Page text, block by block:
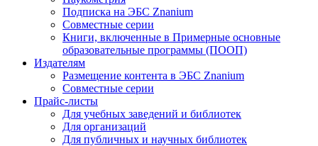
Подписка на ЭБС Znanium
Совместные серии
Книги, включенные в Примерные основные
образовательные программы (ПООП)
Издателям
Размещение контента в ЭБС Znanium
Совместные серии
Прайс-листы
Для учебных заведений и библиотек
Для организаций
Для публичных и научных библиотек